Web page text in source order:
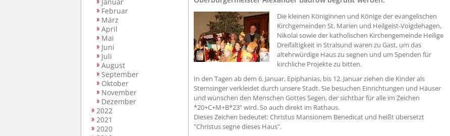
Februar
März
April
Mai
Juni
Juli
August
September
Oktober
November
Dezember
2022
2021
2020
??? absaetzeOben[1]/titel ???
Die kleinen Königinnen und Könige der evangelischen
Kirchgemeinden St. Marien und Heilgeist-Voigdehagen,
Nikolai sowie der katholischen Kirchengemeinde Heilige
Dreifaltigkeit in Stralsund waren zu Gast, um das
altehrwürdige Haus zu segnen und um Spenden für
kirchliche Projekte zu bitten.
In den Tagen ab dem 6. Januar, Epiphanias, bis 12. Januar ziehen die Kinder als
Sternsinger verkleidet durch unsere Stadt. Sie besuchen Einrichtungen und Häuser
und wünschen den Menschen Gottes Segen, der sichtbar für alle im Zeichen
*20+C+M+B*23“ wird. So auch direkt im Rathaus.
Dieses Zeichen bedeutet: Christus Mansionem Benedicat und heißt übersetzt
"Christus segne dieses Haus".